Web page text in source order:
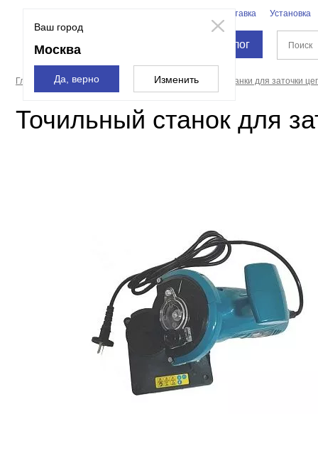
Ваш город
Москва
Да, верно Изменить
Доставка Установка
Каталог
Главная страница Точильные станки Станки для заточки
Точильный станок для